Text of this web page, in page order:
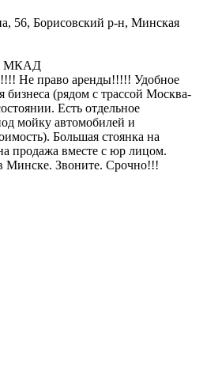
56, Борисовский р-н, Минская
МКАД
Не право аренды!!!!! Удобное
бизнеса (рядом с трассой Москва-
Есть отдельное
мойку автомобилей и
Большая стоянка на
продажа вместе с юр лицом.
Минске. Звоните. Срочно!!!